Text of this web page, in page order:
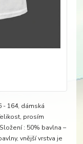
- 164, dámská
prosím
: 50% bavlna –
vnější vrstva je